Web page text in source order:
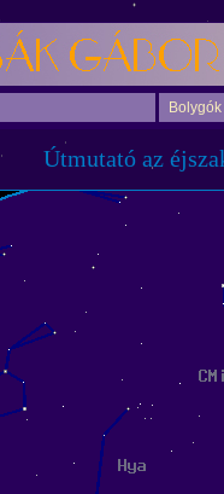
Bolygók
Útmutató az